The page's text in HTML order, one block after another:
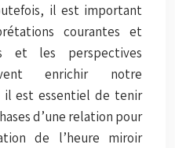
il est important
courantes et
et les perspectives
enrichir notre
il est essentiel de tenir
d’une relation pour
de l’heure miroir